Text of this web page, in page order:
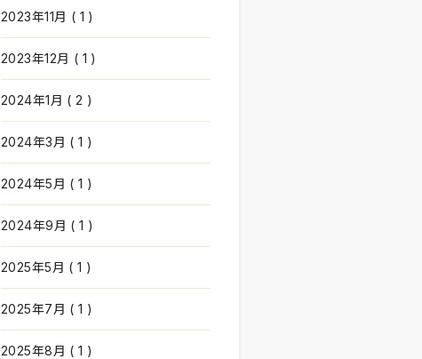
2023年11月 ( 1 )
2023年12月 ( 1 )
2024年1月 ( 2 )
2024年3月 ( 1 )
2024年5月 ( 1 )
2024年9月 ( 1 )
2025年5月 ( 1 )
2025年7月 ( 1 )
2025年8月 ( 1 )